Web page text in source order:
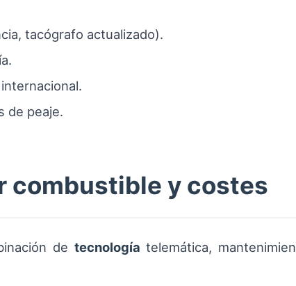
tacógrafo actualizado).
de peaje.
combustible y costes
de tecnología telemática,